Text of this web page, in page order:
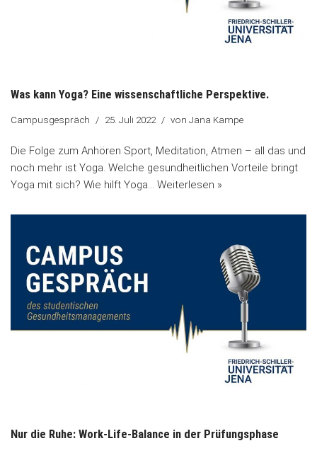
Was kann Yoga? Eine wissenschaftliche Perspektive.
Campusgespräch 25. Juli 2022 von Jana Kampe
Die Folge zum Anhören Sport, Meditation, Atmen – all das und
noch mehr ist Yoga. Welche gesundheitlichen Vorteile bringt
Yoga mit sich? Wie hilft Yoga… Weiterlesen »
Nur die Ruhe: Work-Life-Balance in der Prüfungsphase